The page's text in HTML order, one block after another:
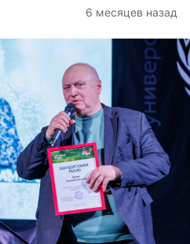
6 месяцев назад